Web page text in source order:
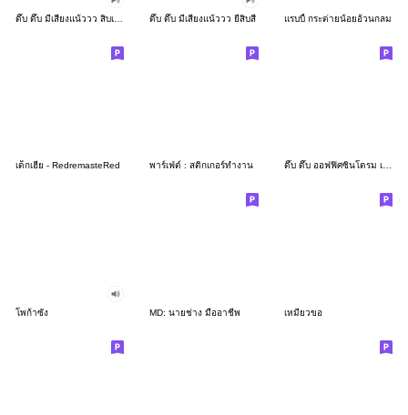
ดึ๊บ ดึ๊บ มีเสียงแน้ววว ยี่สิบสี่ แรบบี้ กระต่ายน้อยอ้วนกลม
เด็กเฮีย - RedremasteRed พาร์เฟ่ต์ : สติกเกอร์ทำงาน ดึ๊บ ดึ๊บ ออฟฟิศซินโดรม เจ็ด
โพก้าซัง MD: นายช่าง มืออาชีพ เหมียวขอ